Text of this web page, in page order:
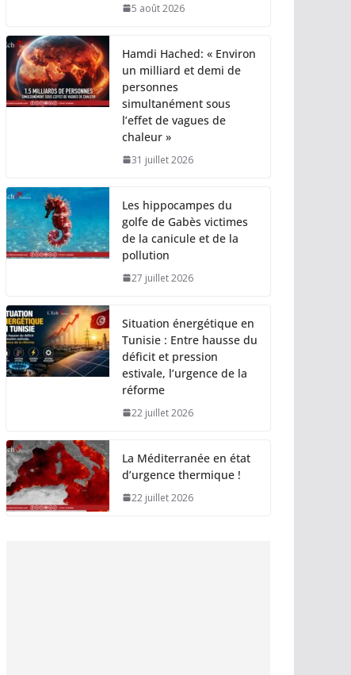
5 août 2026
Hamdi Hached: « Environ
un milliard et demi de
personnes
simultanément sous
l’effet de vagues de
chaleur »
31 juillet 2026
Les hippocampes du
golfe de Gabès victimes
de la canicule et de la
pollution
27 juillet 2026
Situation énergétique en
Tunisie : Entre hausse du
déficit et pression
estivale, l’urgence de la
réforme
22 juillet 2026
La Méditerranée en état
d’urgence thermique !
22 juillet 2026